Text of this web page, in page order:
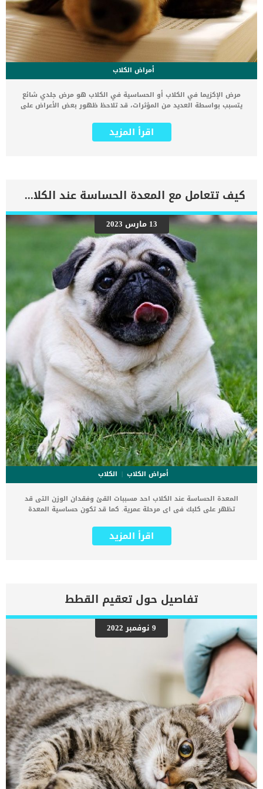
أمراض الكلاب
مرض الإكزيما في الكلاب أو الحساسية في الكلاب هو مرض جلدي شائع
يتسبب بواسطة العديد من المؤثرات، قد تلاحظ ظهور بعض الأعراض على
للبيئة. في هذه الحالة عليك البدء في اتخاذ خطوات لمعرفة سبب
الحساسية وتجنبها ومعرفة طرق علاجها هل تصاب الكلاب بالحساسية؟
والخدش، والانزعاج الشديد، والطفح الجلدي، والعطس، والأعين الدامعة،
وعض الكف، والتهاب الجلد. كما يحدث في بعض حالات الحساسية أن تصاب
الكلاب بالتهاب الجلد أو الإكزيما، والذي عادة ما يصاحب الحساسية. اقرأ:
الأمراض الجلدية عند الكلاب وعلاجها : 4 مشاكل شائعة 5 وصفات طبيعية
في علاج حساسية الجلد عند الكلاب 7 علامات تدل على تقدم الكلاب في
العمر مرض الإكزيما في الكلاب الأسباب و العلاج التهاب الجلد أو مرض
الإكزيما عند الكلاب هو مرض جلدي مزمن يسبب الالتهاب وهو مصاحب
للحساسية. ومن بين أمراض الجلد التي تسببها الحساسية هو ثاني أكثرها
شيوعاً. ردود الفعل الحساسية هذه قد تسببها أشياء غير ضارة في […]
اقرأ المزيد
كيف تتعامل مع المعدة الحساسة عند الكلاب ؟
13 مارس 2023
أمراض الكلاب
الكلاب
المعدة الحساسة عند الكلاب احد مسببات القئ وفقدان الوزن التى قد
تظهر على كلبك فى اى مرحلة عمرية. كما قد تكون حساسية المعدة
المكتسبة. بالاضافة الى ان هناك اسباب عدة تتراوح بين البسيطة الى
الخطيرة والمميتة تتسبب فى اصابة الكلب من حساسية المعدة. هناك
المعدة بنفس اعراض حساسية المعدة التى يمكن ان يعانى منها البشر.
سنقدم لك فى هذا المقال التفاصيل الخاصة بهذه الاعراض الى جانب
الاسباب التى تكمن خلف المعدة الحساسة عند كلبك. كما سنقدم لك
خطوات الطبيب البيطرى اثناء التشخيص والخطوات المتبعة للوصول الى
الحلول النهائية لهذه الاعراض. اعراض حساسية المعدة عند الكلاب عليك
مراقبة كلبك جيدا ومراقبة سلوك الكلب لاتخاذ خطوات سريعة نحو العلاج
عند رؤية ايا من هذه الاعراض: التقيؤإسهالبراز رخوالغازاتانتفاخ في
البطنوجع بطن اقرا ايضا:قرحة المعدة والامعاء عند الكلاب الاسباب الكامنة
خلف المعدة الحساسة عند الكلاب هناك اكثر من عامل يمكن ان يكون
السبب خلف معاناة كلبك من حساسية […]
اقرأ المزيد
تفاصيل حول تعقيم القطط
9 نوفمبر 2022